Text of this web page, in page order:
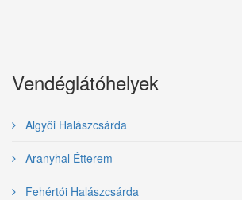
Vendéglátóhelyek
Algyői Halászcsárda
Aranyhal Étterem
Fehértói Halászcsárda